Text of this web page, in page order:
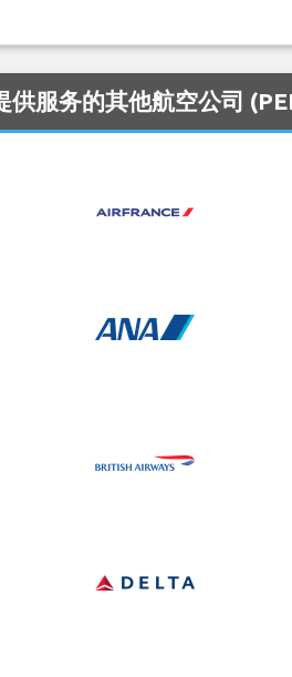
供服务的其他航空公司